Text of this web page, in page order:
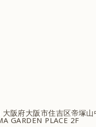
阪府大阪市住吉区帝塚
GARDEN PLACE 2F